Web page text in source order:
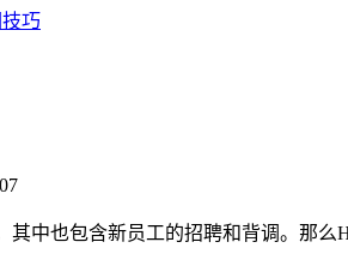
巧
其中也包含新员工的招聘和背调。那么